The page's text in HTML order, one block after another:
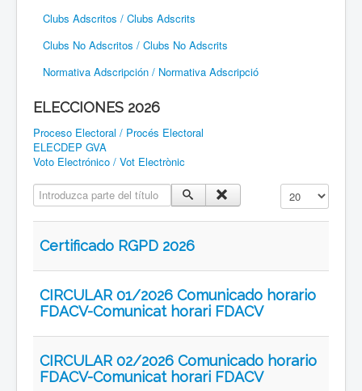
Clubs Adscritos / Clubs Adscrits
Clubs No Adscritos / Clubs No Adscrits
Normativa Adscripción / Normativa Adscripció
ELECCIONES 2026
Proceso Electoral / Procés Electoral
ELECDEP GVA
Voto Electrónico / Vot Electrònic
Introduzca parte del título
Cantidad a
Certificado RGPD 2026
CIRCULAR 01/2026 Comunicado horario
FDACV-Comunicat horari FDACV
CIRCULAR 02/2026 Comunicado horario
FDACV-Comunicat horari FDACV